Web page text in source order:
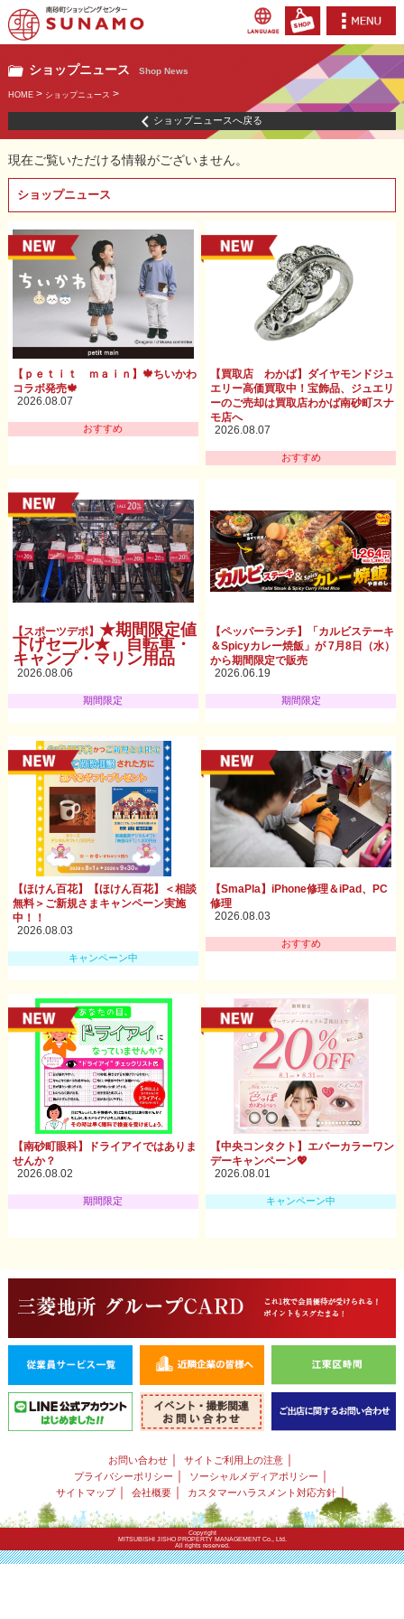
ショップニュース Shop News
HOME> ショップニュース >
ショップニュースへ戻る
現在ご覧いただける情報がございません。
ショップニュース
【ｐｅｔｉｔ ｍａｉｎ】🍁ちいかわ
コラボ発売🍁
2026.08.07
おすすめ
【買取店 わかば】ダイヤモンドジュ
エリー高価買取中！宝飾品、ジュエリ
ーのご売却は買取店わかば南砂町スナ
モ店へ
2026.08.07
おすすめ
【スポーツデポ】 ★期間限定値
下げセール★ 自転車・
キャンプ・マリン用品
2026.08.06
期間限定
【ペッパーランチ】「カルビステーキ
＆Spicyカレー焼飯」が 7月8日（水）
から期間限定で販売
2026.06.19
期間限定
【ほけん百花】【ほけん百花】＜相談
無料＞ご新規さまキャンペーン実施
中！！
2026.08.03
キャンペーン中
【SmaPla】iPhone修理＆iPad、PC
修理
2026.08.03
おすすめ
【南砂町眼科】ドライアイではありま
せんか？
2026.08.02
期間限定
【中央コンタクト】エバーカラーワン
デーキャンペーン💖
2026.08.01
キャンペーン中
お問い合わせ ｜ サイトご利用上の注意 ｜
プライバシーポリシー ｜ ソーシャルメディアポリシー ｜
サイトマップ｜ 会社概要｜ カスタマーハラスメント対応方針｜
Copyright
MITSUBISHI JISHO PROPERTY MANAGEMENT Co., Ltd.
All rights reserved.